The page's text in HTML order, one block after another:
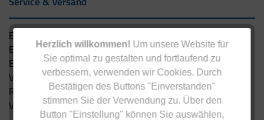
Herzlich willkommen! Um unsere Website für
Sie optimal zu gestalten und fortlaufend zu
verbessern, verwenden wir Cookies. Durch
Bestätigen des Buttons "Einverstanden"
stimmen Sie der Verwendung zu. Über den
Button "Einstellung" können Sie auswählen,
Eucell Gesundheitsservice
Eucell Ernährungscoach
Eucell Fitness Coach
Versandbedingungen
Rücksendung
Versandpartner innerhalb Deutschlands